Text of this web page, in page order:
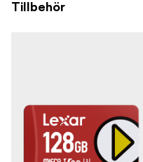
Tillbehör